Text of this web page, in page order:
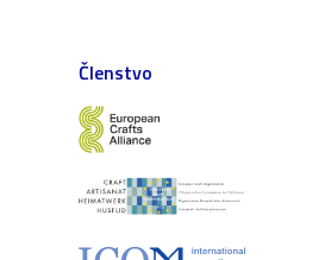
Členstvo